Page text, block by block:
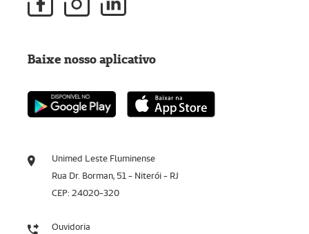
Unimed Leste Fluminense
Rua Dr. Borman, 51 - Niterói - RJ
CEP: 24020-320
Ouvidoria
Baixe nosso aplicativo